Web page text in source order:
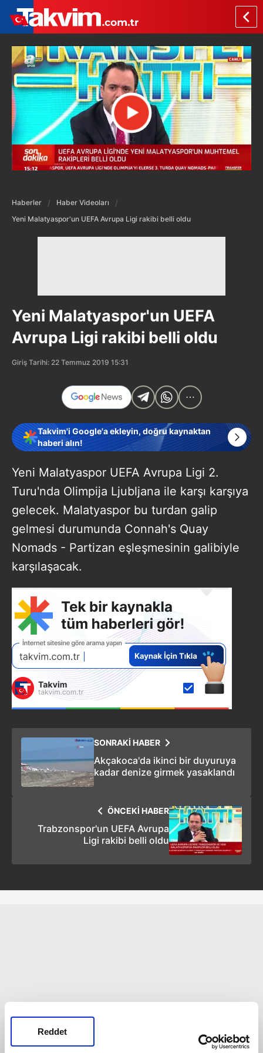
Reddet
Haberler
Haber Videoları
Yeni Malatyaspor'un UEFA Avrupa Ligi rakibi belli oldu
Yeni Malatyaspor'un UEFA
Avrupa Ligi rakibi belli oldu
Giriş Tarihi: 22 Temmuz 2019 15:31
Takvim'i Google'a ekleyin, doğru kaynaktan
haberi alın!
Yeni Malatyaspor UEFA Avrupa Ligi 2.
Turu'nda Olimpija Ljubljana ile karşı karşıya
gelecek. Malatyaspor bu turdan galip
gelmesi durumunda Connah's Quay
Nomads - Partizan eşleşmesinin galibiyle
karşılaşacak.
SONRAKİ HABER
Akçakoca'da ikinci bir duyuruya
kadar denize girmek yasaklandı
ÖNCEKİ HABER
Trabzonspor'un UEFA Avrupa
Ligi rakibi belli oldu